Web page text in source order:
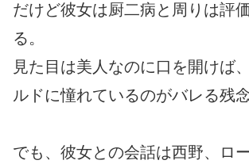
だけど彼女は厨二病と周りは評
る。
見た目は美人なのに口を開けば
ルドに憧れているのがバレる残念
でも、彼女との会話は西野、ロ